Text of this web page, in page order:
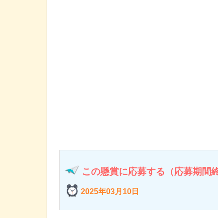
この懸賞に応募する （応募期間
2025年03月10日